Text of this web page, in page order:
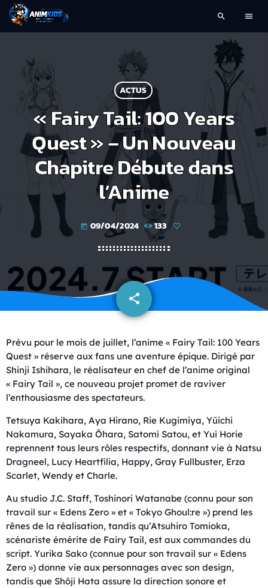
search menu
ACTUS
« Fairy Tail: 100 Years
Quest » – Un Nouveau
Chapitre Débute dans
l’Anime
today 09/04/2024 133
share
email
Prévu pour le mois de juillet, l’anime « Fairy Tail: 100 Years
Quest » réserve aux fans une aventure épique. Dirigé par
Shinji Ishihara, le réalisateur en chef de l’anime original
« Fairy Tail », ce nouveau projet promet de raviver
l’enthousiasme des spectateurs.
Tetsuya Kakihara, Aya Hirano, Rie Kugimiya, Yūichi
Nakamura, Sayaka Ōhara, Satomi Satou, et Yui Horie
reprennent tous leurs rôles respectifs, donnant vie à Natsu
Dragneel, Lucy Heartfilia, Happy, Gray Fullbuster, Erza
Scarlet, Wendy et Charle.
Au studio J.C. Staff, Toshinori Watanabe (connu pour son
travail sur « Edens Zero » et « Tokyo Ghoul:re ») prend les
rênes de la réalisation, tandis qu’Atsuhiro Tomioka,
scénariste émérite de Fairy Tail, est aux commandes du
script. Yurika Sako (connue pour son travail sur « Edens
Zero ») donne vie aux personnages avec son design,
tandis que Shôji Hata assure la direction sonore et